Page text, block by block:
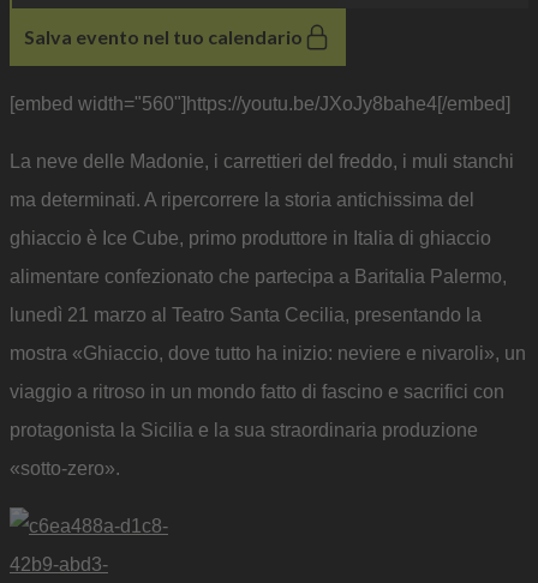
Salva evento nel tuo calendario
[embed width="560"]https://youtu.be/JXoJy8bahe4[/embed]
La neve delle Madonie, i carrettieri del freddo, i muli stanchi
ma determinati. A ripercorrere la storia antichissima del
ghiaccio è Ice Cube, primo produttore in Italia di ghiaccio
alimentare confezionato che partecipa a Baritalia Palermo,
lunedì 21 marzo al Teatro Santa Cecilia, presentando la
mostra «Ghiaccio, dove tutto ha inizio: neviere e nivaroli», un
viaggio a ritroso in un mondo fatto di fascino e sacrifici con
protagonista la Sicilia e la sua straordinaria produzione
«sotto-zero».